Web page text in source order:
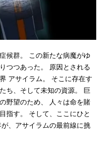
候群。 この新たな病魔がゆ
つつあった。 原因とされる
アサイラム。 そこに存在す
ち、そして未知の資源。 巨
野望のため、 人々は命を賭
指す。 そして、ここにひと
、アサイラムの最前線に挑